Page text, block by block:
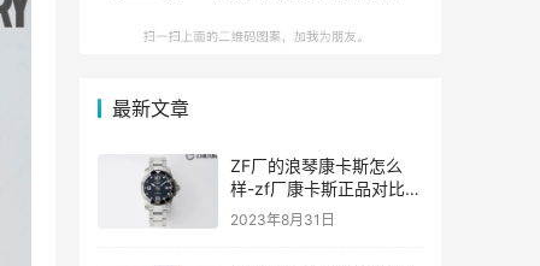
最新文章
ZF厂的浪琴康卡斯怎么
样-zf厂康卡斯正品对比评
价如何
2023年8月31日